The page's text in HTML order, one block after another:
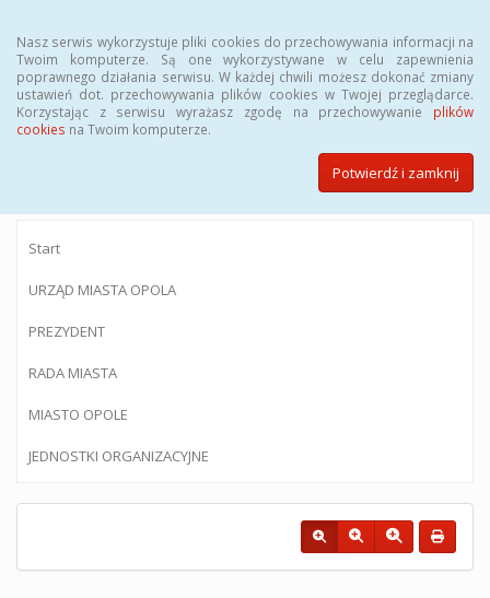
Nasz serwis wykorzystuje pliki cookies do przechowywania informacji na
Twoim komputerze. Są one wykorzystywane w celu zapewnienia
poprawnego działania serwisu. W każdej chwili możesz dokonać zmiany
ustawień dot. przechowywania plików cookies w Twojej przeglądarce.
Korzystając z serwisu wyrażasz zgodę na przechowywanie plików
cookies na Twoim komputerze.
Potwierdź i zamknij
BIULETYN INFORMACJI PUBLICZNEJ
Urzędu Miasta Opola
Start
URZĄD MIASTA OPOLA
PREZYDENT
RADA MIASTA
MIASTO OPOLE
JEDNOSTKI ORGANIZACYJNE